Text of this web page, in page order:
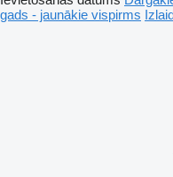
gads - jaunākie vispirms